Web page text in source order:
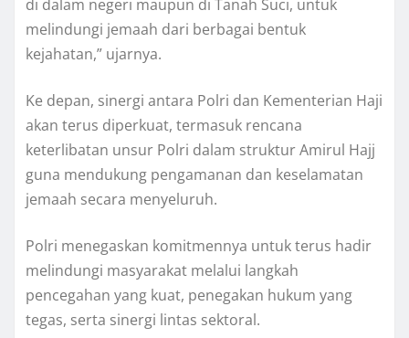
di dalam negeri maupun di Tanah Suci, untuk
melindungi jemaah dari berbagai bentuk
kejahatan,” ujarnya.
Ke depan, sinergi antara Polri dan Kementerian Haji
akan terus diperkuat, termasuk rencana
keterlibatan unsur Polri dalam struktur Amirul Hajj
guna mendukung pengamanan dan keselamatan
jemaah secara menyeluruh.
Polri menegaskan komitmennya untuk terus hadir
melindungi masyarakat melalui langkah
pencegahan yang kuat, penegakan hukum yang
tegas, serta sinergi lintas sektoral.